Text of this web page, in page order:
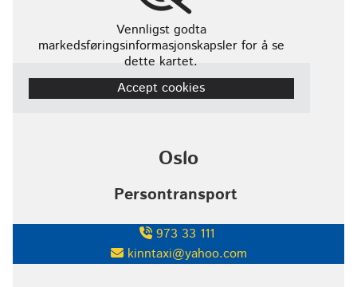
Vennligst godta
markedsføringsinformasjonskapsler for å se
dette kartet.
Accept cookies
Oslo
Persontransport
973 33 111
kinntaxi@yahoo.com